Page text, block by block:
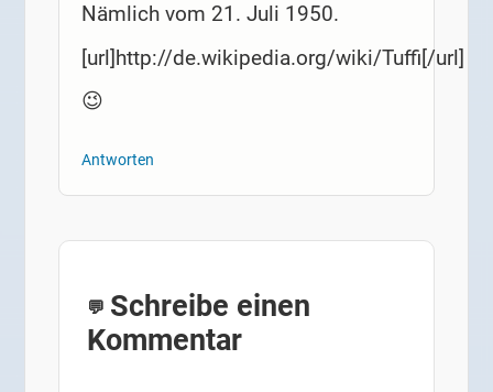
Nämlich vom 21. Juli 1950.
[url]http://de.wikipedia.org/wiki/Tuffi[/url]
😉
Antworten
Schreibe einen
Kommentar